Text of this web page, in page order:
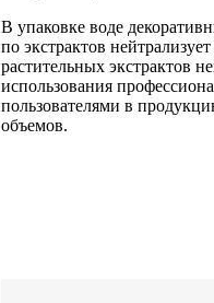
В упаковке воде
по экстрактов
растительных экстрактов
использования
пользователями в
объемов.